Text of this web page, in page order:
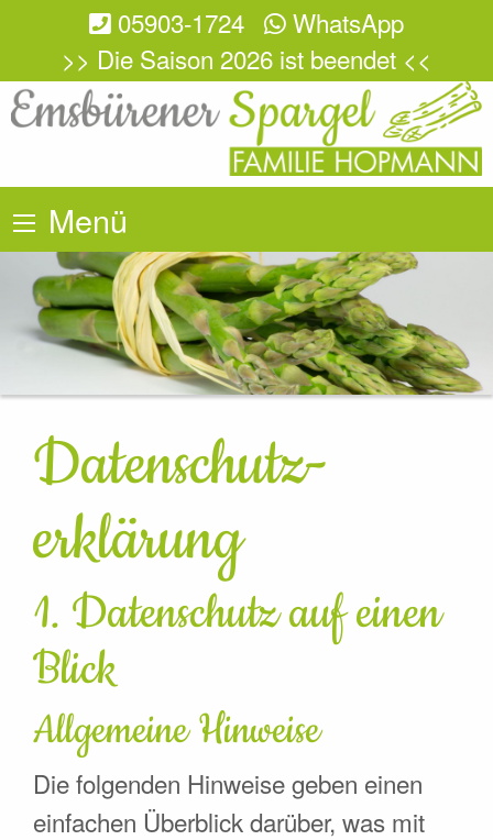
05903-1724
WhatsApp
>> Die Saison 2026 ist beendet <<
Menü
Datenschutz­
erklärung
1. Datenschutz auf einen
Blick
Allgemeine Hinweise
Die folgenden Hinweise geben einen
einfachen Überblick darüber, was mit